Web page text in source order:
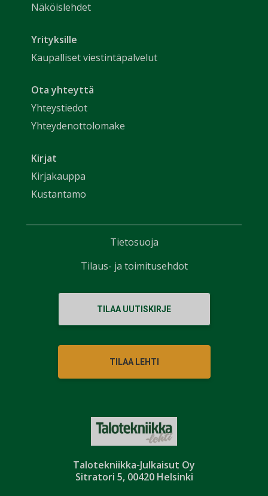
Talotekniikka-Julkaisut Oy
Sitratori 5, 00420 Helsinki
Näköislehdet
Yrityksille
Kaupalliset viestintäpalvelut
Ota yhteyttä
Yhteystiedot
Yhteydenottolomake
Kirjat
Kirjakauppa
Kustantamo
TILAA UUTISKIRJE
TILAA LEHTI
Tietosuoja
Tilaus- ja toimitusehdot